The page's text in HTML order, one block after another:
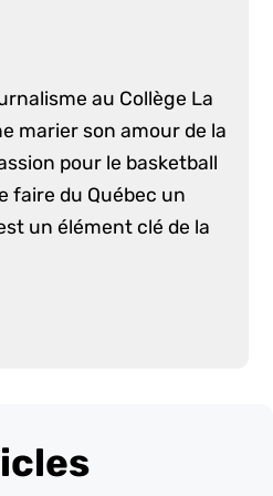
au Collège La
marier son amour de la
pour le basketball
faire du Québec un
un élément clé de la